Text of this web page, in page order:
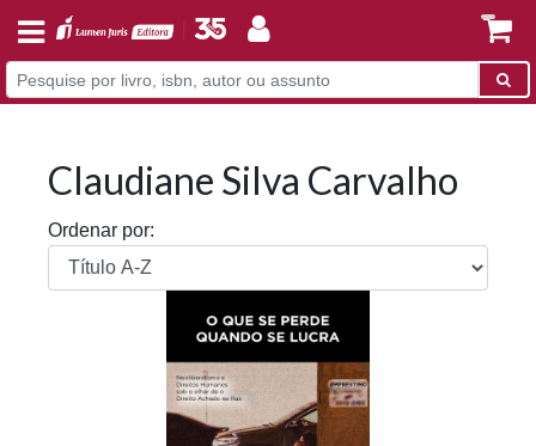
Claudiane Silva Carvalho
Ordenar por: